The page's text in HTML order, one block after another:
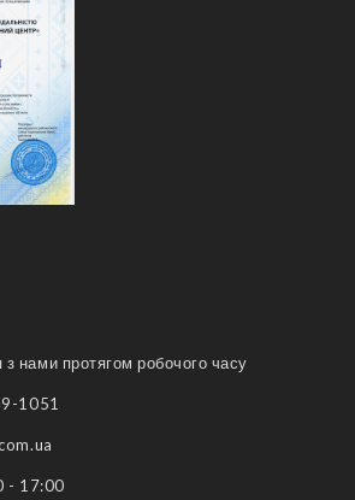
нами протягом робочого часу
1051
- 17:00